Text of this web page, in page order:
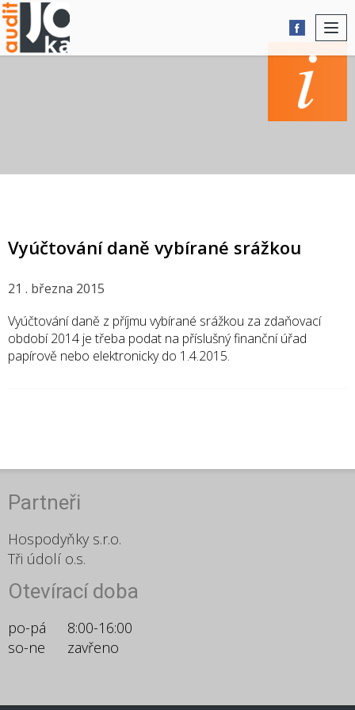
Vyúčtování daně vybírané srážkou
21 . března 2015
Vyúčtování daně z příjmu vybírané srážkou za zdaňovací
období 2014 je třeba podat na příslušný finanční úřad
papírově nebo elektronicky do 1.4.2015.
Partneři
Hospodyňky s.r.o.
Tři údolí o.s.
Otevírací doba
po-pá
8:00-16:00
so-ne
zavřeno